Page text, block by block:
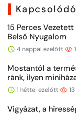
Kapcsolódó
15 Perces
Belső Nyugalom
4 nappal ezelőtt
Mostantól a
ránk, ilyen
1 héttel ezelőtt 13
Vigyázat, a